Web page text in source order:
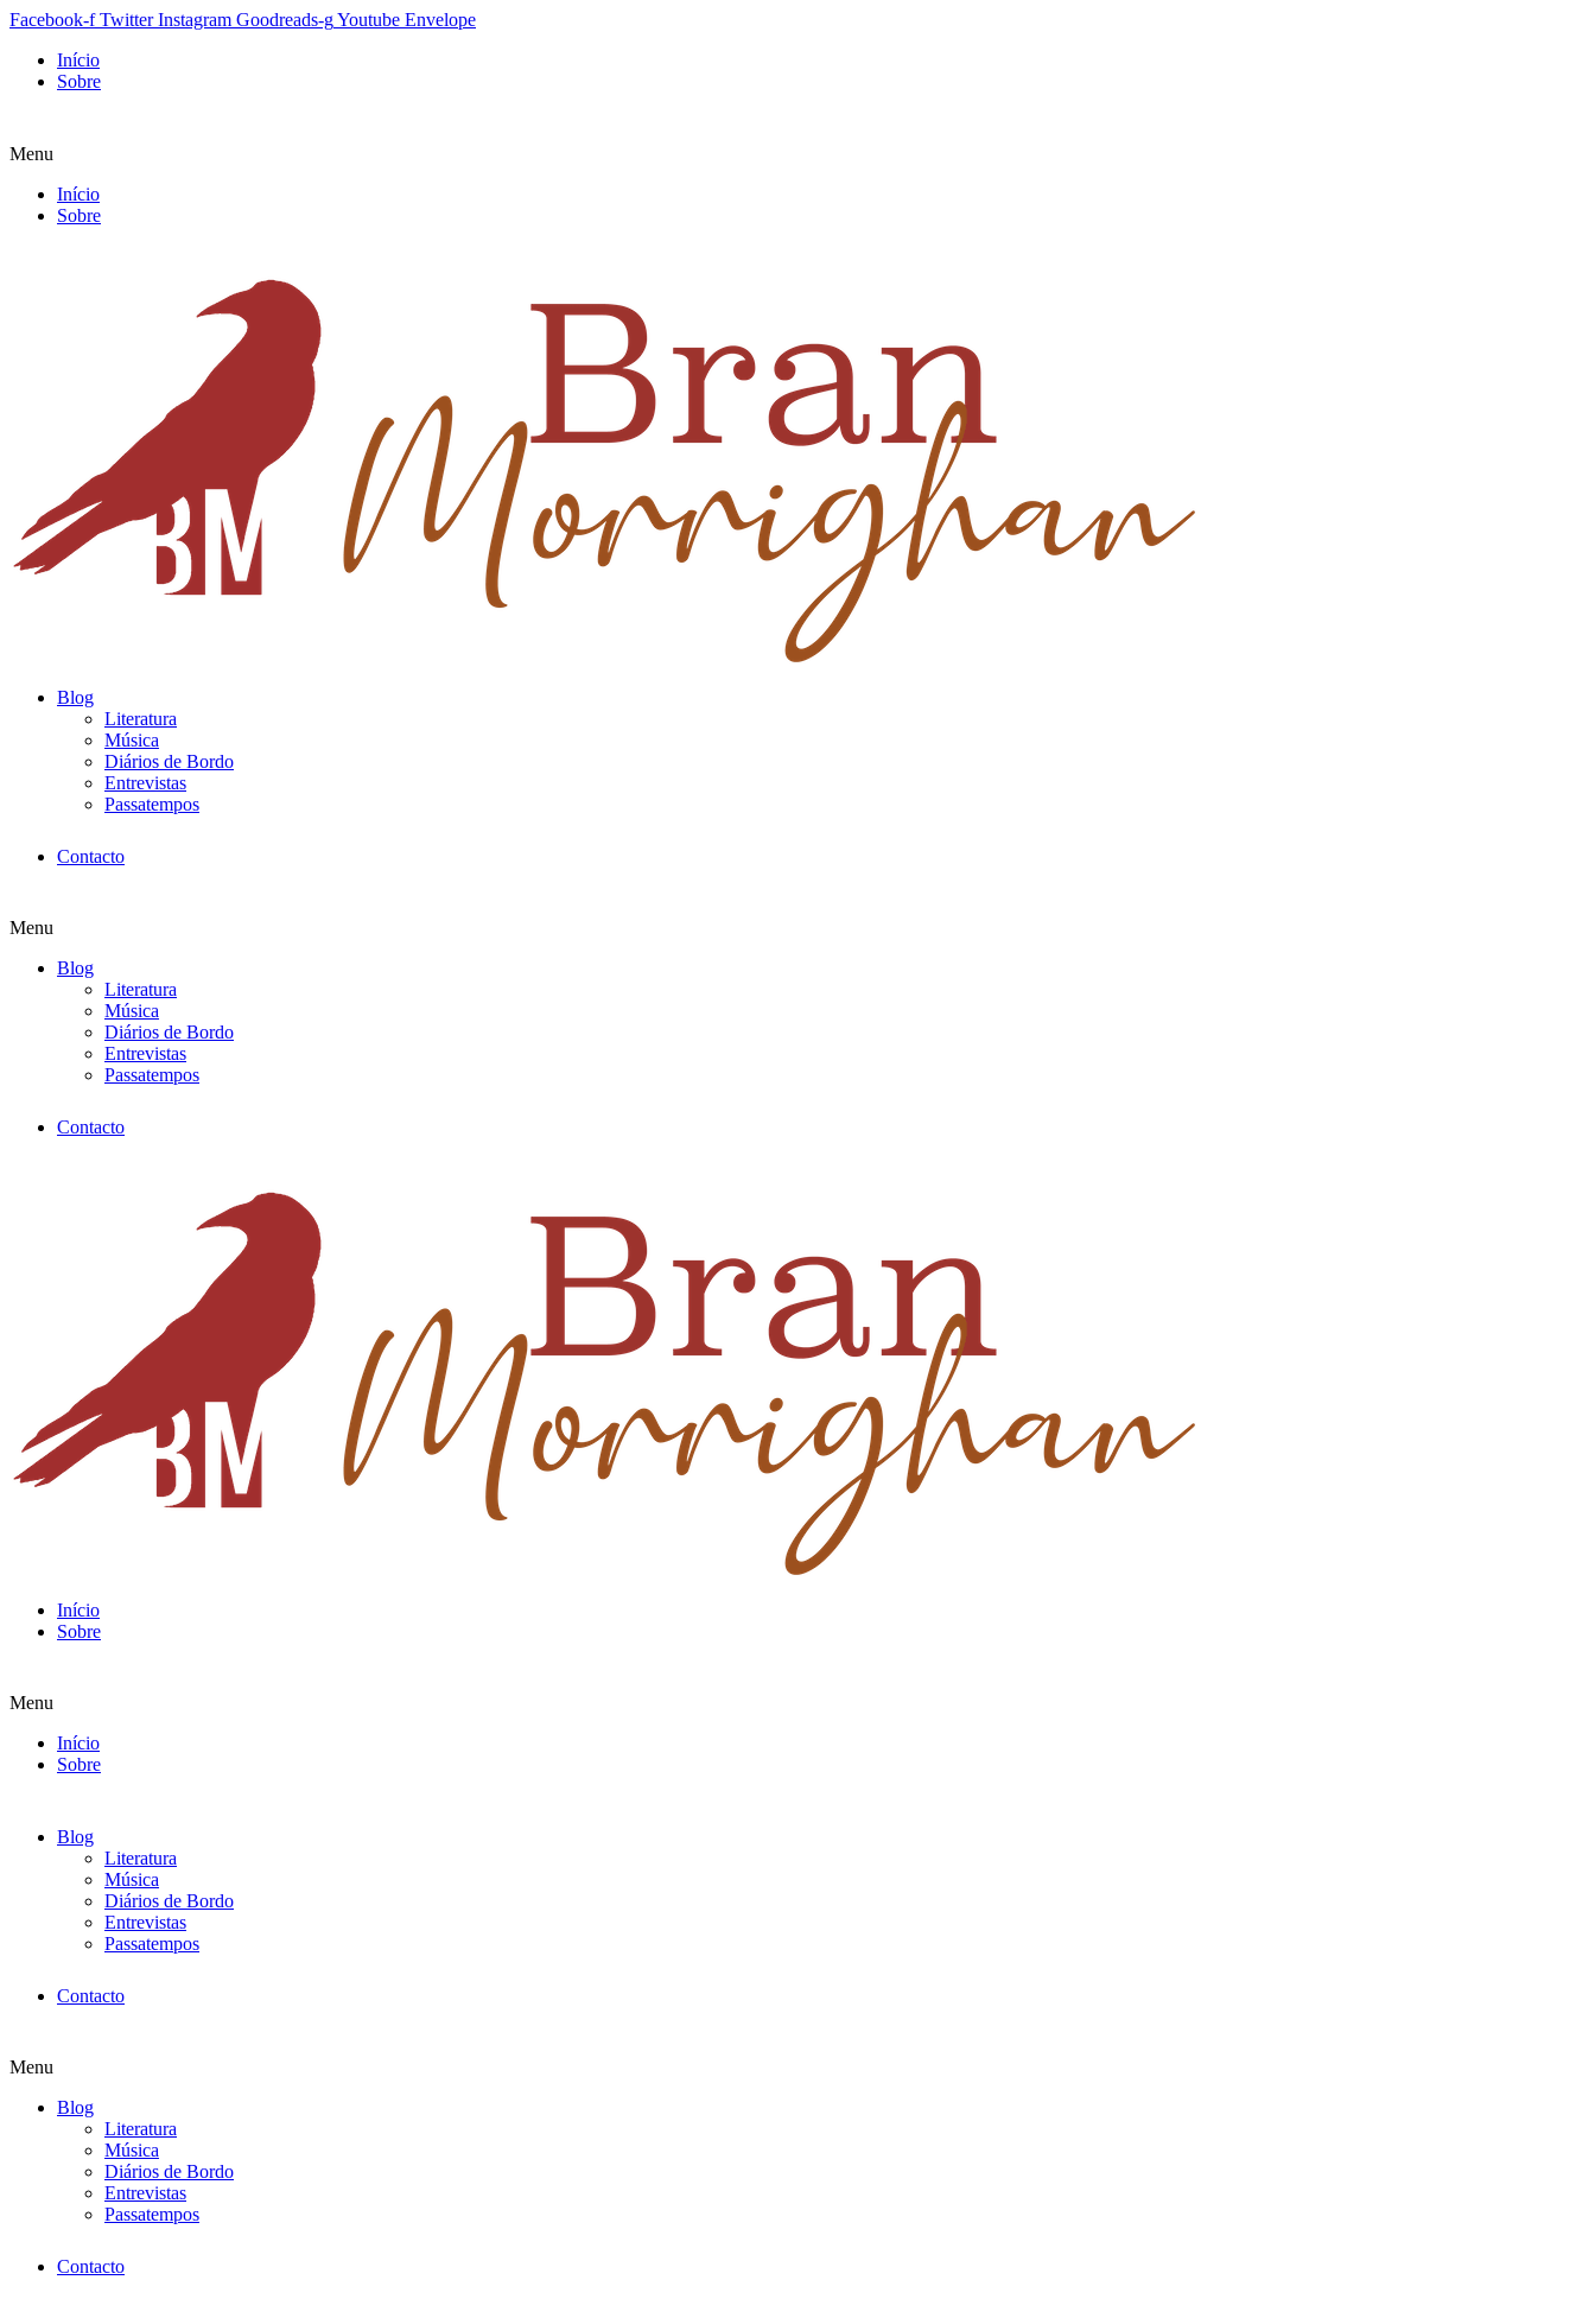
Facebook-f Twitter Instagram Goodreads-gYoutube Envelope
Início
Sobre
Menu
Início
Sobre
Blog
Literatura
Música
Diários de Bordo
Entrevistas
Passatempos
Contacto
Menu
Blog
Literatura
Música
Diários de Bordo
Entrevistas
Passatempos
Contacto
Início
Sobre
Menu
Início
Sobre
Blog
Literatura
Música
Diários de Bordo
Entrevistas
Passatempos
Contacto
Menu
Blog
Literatura
Música
Diários de Bordo
Entrevistas
Passatempos
Contacto